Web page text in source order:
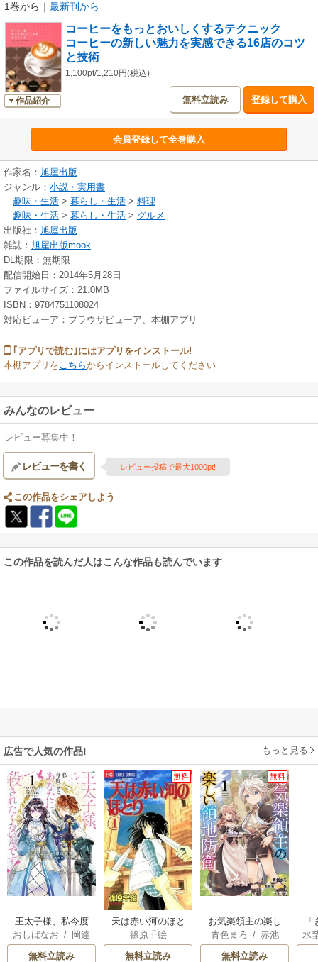
1巻から ｜ 最新刊から
作品紹介
コーヒーをもっとおいしくするテクニック
コーヒーの新しい魅力を実感できる16店のコツ
と技術
1,100pt/1,210円(税込)
無料立読み 登録して購入
会員登録して全巻購入
作家名： 旭屋出版
ジャンル： 小説・実用書
趣味・生活 > 暮らし・生活 > 料理
趣味・生活 > 暮らし・生活 > グルメ
出版社： 旭屋出版
雑誌： 旭屋出版mook
DL期限：無期限
配信開始日：2014年5月28日
ファイルサイズ：21.0MB
ISBN：9784751108024
対応ビューア：ブラウザビューア、本棚アプリ
｢アプリで読む｣にはアプリをインストール!
本棚アプリをこちらからインストールしてください
みんなのレビュー
レビュー募集中！
レビューを書く レビュー投稿で最大1000pt!
この作品をシェアしよう
この作品を読んだ人はこんな作品も読んでいます
広告で人気の作品! もっと見る
王太子様、私今度
こそあなたに殺さ
れたくないんで
おしばなお / 岡達
英茉
/ 先崎真琴
無料立読み
無料
天は赤い河のほと
り
篠原千絵
無料立読み
無料
お気楽領主の楽し
い領地防衛
青色まろ / 赤池
宗/転
無料立読み
は
水